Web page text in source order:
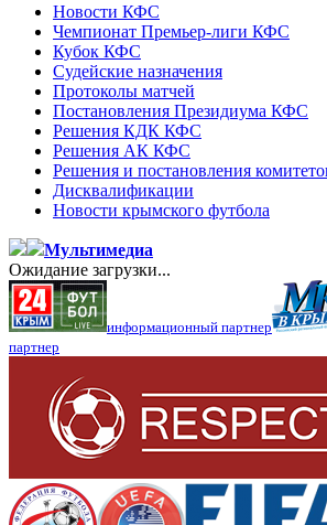
Новости КФС
Чемпионат Премьер-лиги КФС
Кубок КФС
Судейские назначения
Протоколы матчей
Постановления Президиума КФС
Решения КДК КФС
Решения АК КФС
Решения и постановления
Дисквалификации
Новости крымского футбола
Мультимедиа
Ожидание загрузки...
информационный партнер
партнер